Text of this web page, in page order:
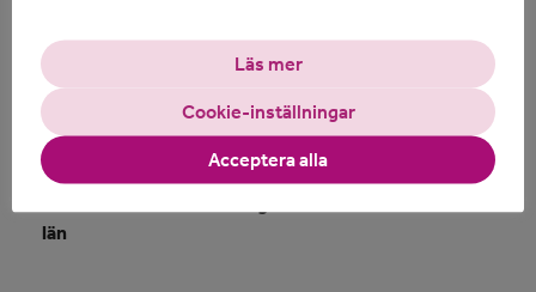
Publicerad: 2026-02-23
Sista ansökningsdag:2026-08-31
län
Läs mer
Cookie-inställningar
Acceptera alla